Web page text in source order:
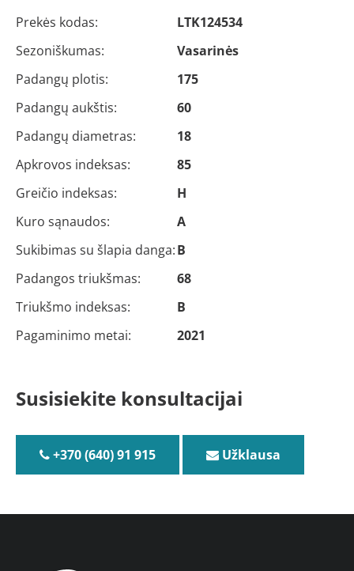
Prekės kodas:
LTK124534
Sezoniškumas:
Vasarinės
Padangų plotis:
175
Padangų aukštis:
60
Padangų diametras:
18
Apkrovos indeksas:
85
Greičio indeksas:
H
Kuro sąnaudos:
A
Sukibimas su šlapia danga:B
Padangos triukšmas:
68
Triukšmo indeksas:
B
Pagaminimo metai:
2021
Susisiekite konsultacijai
+370 (640) 91 915 Užklausa